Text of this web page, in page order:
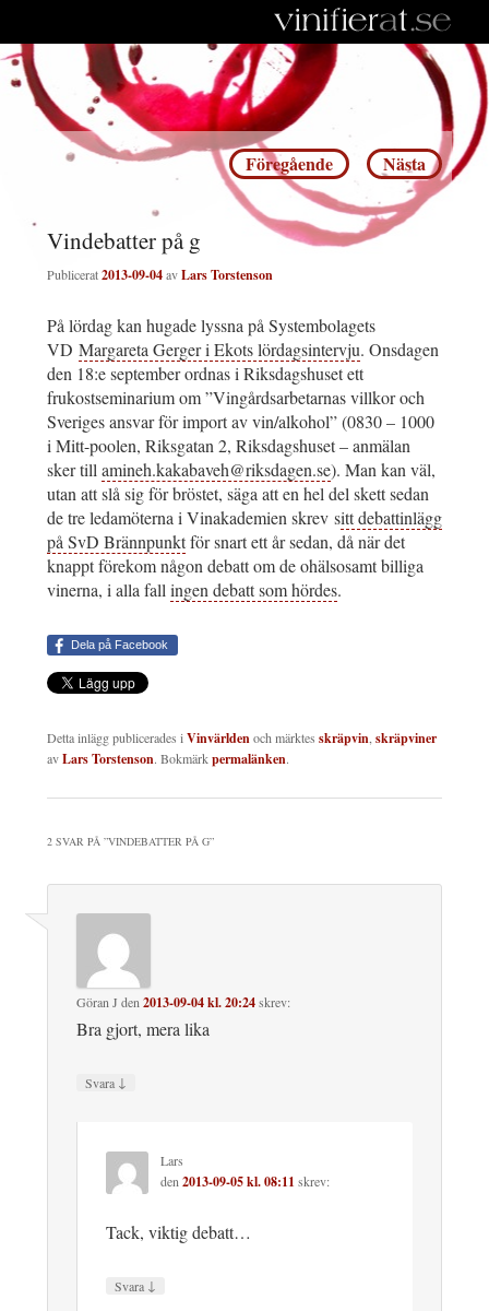
Inläggsnavigering
Föregående Nästa
Vindebatter på g
Publicerat2013-09-04avLars Torstenson
På lördag kan hugade lyssna på Systembolagets
VD Margareta Gerger i Ekots lördagsintervju. Onsdagen
den 18:e september ordnas i Riksdagshuset ett
frukostseminarium om ”Vingårdsarbetarnas villkor och
Sveriges ansvar för import av vin/alkohol” (0830 – 1000
i Mitt-poolen, Riksgatan 2, Riksdagshuset – anmälan
sker tillamineh.kakabaveh@riksdagen.se). Man kan väl,
utan att slå sig för bröstet, säga att en hel del skett sedan
de tre ledamöterna i Vinakademien skrev sitt debattinlägg
på SvD Brännpunktför snart ett år sedan, då när det
knappt förekom någon debatt om de ohälsosamt billiga
vinerna, i alla fallingen debatt som hördes.
Dela på Facebook
Detta inlägg publicerades iVinvärldenoch märktes skräpvin,skräpviner
avLars Torstenson. Bokmärkpermalänken.
2 SVAR PÅ ”VINDEBATTER PÅ G”
Göran J den2013-09-04 kl. 20:24skrev:
Bra gjort, mera lika
Svara ↓
Lars
den2013-09-05 kl. 08:11 skrev:
Tack, viktig debatt…
Svara ↓